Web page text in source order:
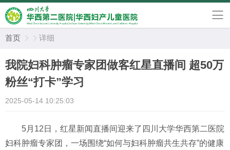
首页   详细
我院妇科肿瘤专家团做客红星直播间 超50万
粉丝“打卡”学习
2025-05-14 10:25:03
5月12日，红星新闻直播间迎来了四川大学华西第二医院
妇科肿瘤专家团，一场围绕“如何与妇科肿瘤共生共存”的健康